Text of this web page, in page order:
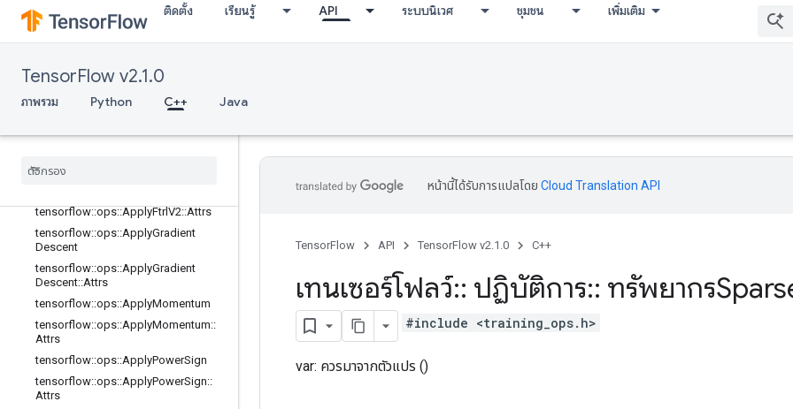
ติดตั้ง เรียนรู้ API ระบบนิเวศ ชุมชน เพิ่มเติม
TensorFlow v2.1.0
ภาพรวม Python C++ Java
tensorflow::ops::ApplyAddSign
tensorflow::ops::ApplyAddSign::Attr
tensorflow::ops::ApplyCenteredRMS
ops
Centered
tensorflow
tensorflow::ops::ApplyFtrlV2::Attrs
tensorflow::ops::ApplyGradient
Descent
tensorflow::ops::ApplyGradient
Descent::Attrs
tensorflow::ops::ApplyMomentum
tensorflow::ops::ApplyMomentum::
Attrs
tensorflow::ops::ApplyPowerSign
tensorflow::ops::ApplyPowerSign::
Attrs
หน้านี้ได้รับการแปลโดย Cloud Translation API
TensorFlow API TensorFlow v2.1.0 C++
เทนเซอร์โฟลว์:: ปฏิบัติการ:: ทรัพยากร
#include <training_ops.h>
var: ควรมาจากตัวแปร ()